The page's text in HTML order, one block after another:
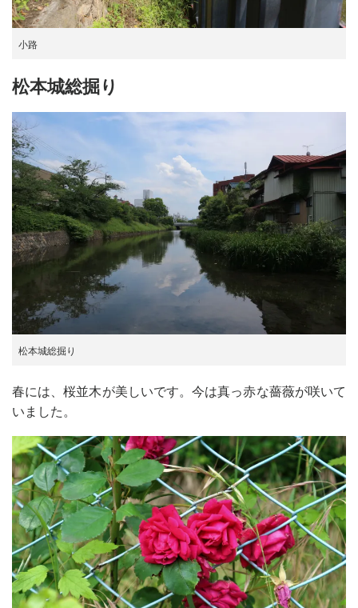
小路
松本城総掘り
松本城総掘り
春には、桜並木が美しいです。今は真っ赤な薔薇が咲いて
いました。